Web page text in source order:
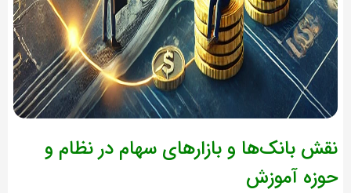
نقش بانک‌ها و بازارهای سهام در نظام و
حوزه آموزش